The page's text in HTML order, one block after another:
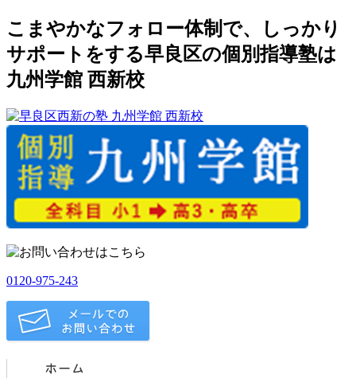
こまやかなフォロー体制で、しっかり
サポートをする早良区の個別指導塾は
九州学館 西新校
0120-975-243